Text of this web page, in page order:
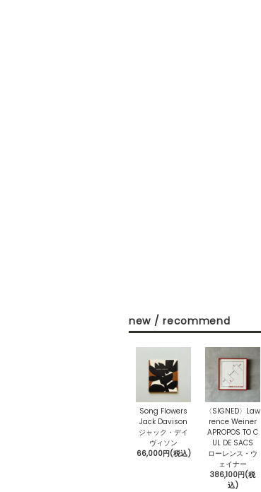
new / recommend
Song Flowers
Jack Davison
ジャック・デイ
ヴィソン
66,000円(税込)
〈SIGNED〉Law
rence Weiner
APROPOS TO C
UL DE SACS
ローレンス・ウ
ェイナー
386,100円(税
込)